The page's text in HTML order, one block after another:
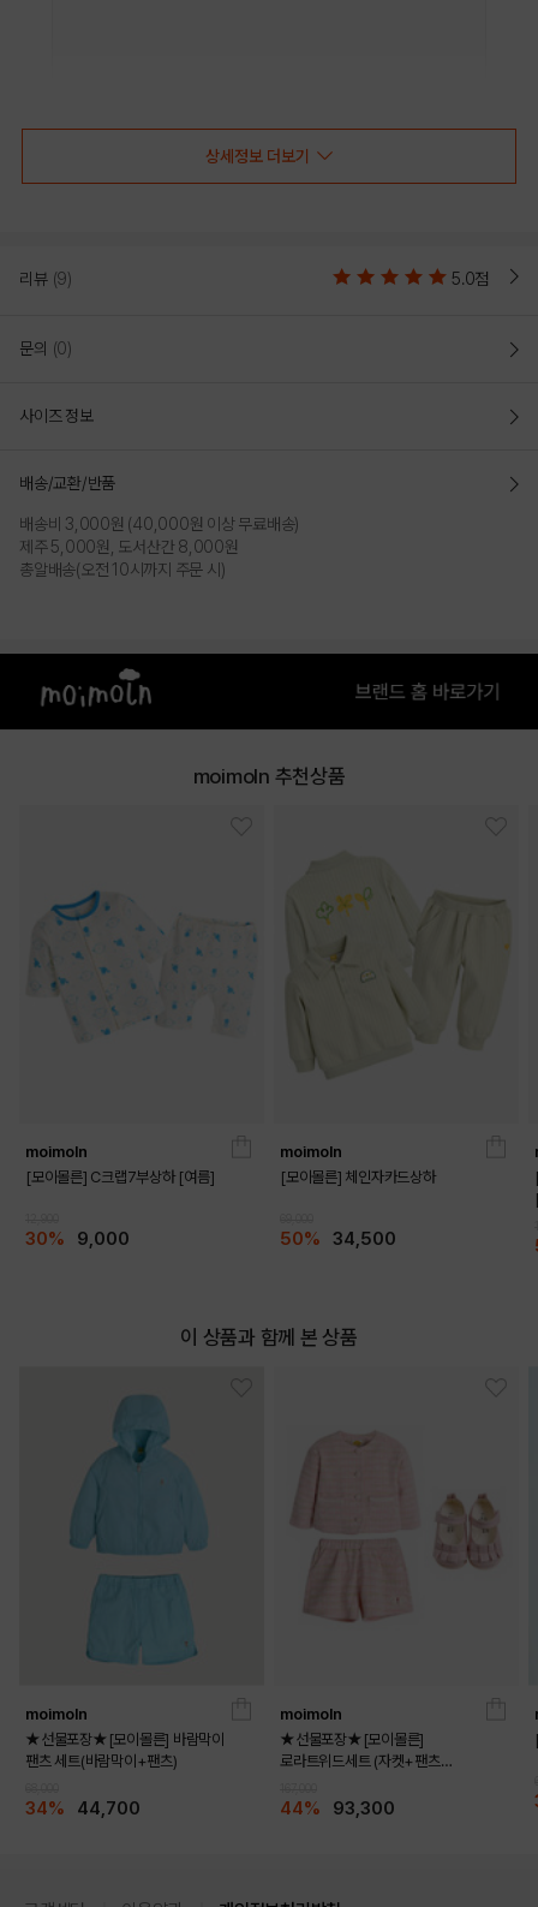
DETAILS
상세정보 더보기
리뷰 (9) 5.0점
문의 (0)
사이즈 정보
배송/교환/반품
배송비 3,000원 (40,000원 이상 무료배송)
제주 5,000원, 도서산간 8,000원
총알배송(오전 10시까지 주문 시)
moimoln 추천상품
moimoln
[모이몰른] C크랩7부상하 [여름]
30% 9,000
moimoln
[모이몰른] 체인자카드상하
50% 34,500
이 상품과 함께 본 상품
moimoln
★선물포장★[모이몰른] 바람막이
팬츠 세트(바람막이+팬츠)
34% 44,700
moimoln
★선물포장★[모이몰른]
로라트위드세트 (자켓+팬츠
44% 93,300